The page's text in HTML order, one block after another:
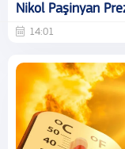
Nikol Paşinyan
14:01